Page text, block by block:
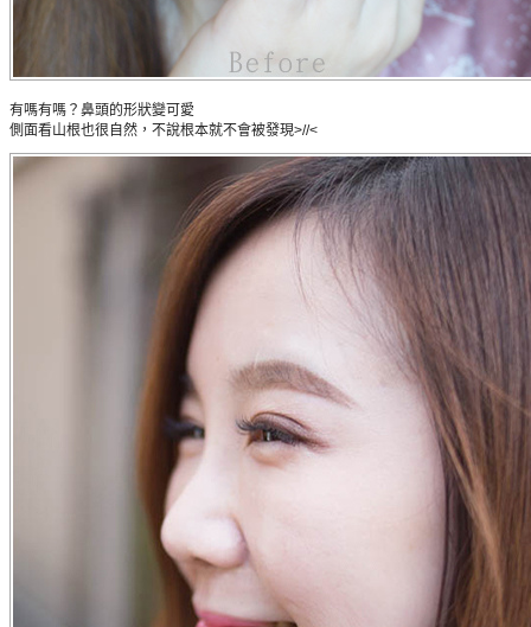
有嗎有嗎？鼻頭的形狀變可愛
側面看山根也很自然，不說根本就不會被發現>//<